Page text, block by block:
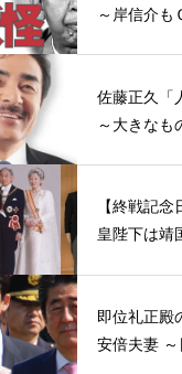
～岸信介も
佐藤正久「
～大きなも
【終戦記
皇陛下は靖
即位礼正殿
安倍夫妻